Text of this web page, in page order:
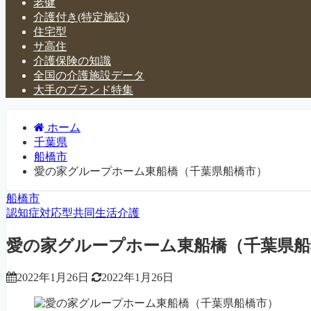
老健
介護付き(特定施設)
住宅型
サ高住
介護保険の知識
全国の介護施設データ
大手のブランド特集
ホーム
千葉県
船橋市
愛の家グループホーム東船橋（千葉県船橋市）
船橋市
認知症対応型共同生活介護
愛の家グループホーム東船橋（千葉県
2022年1月26日 2022年1月26日